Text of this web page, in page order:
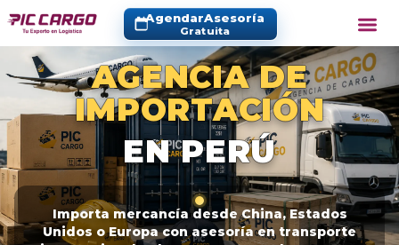
AgendarAsesoría
Gratuita
AGENCIA DE
IMPORTACIÓN
EN PERÚ
Importa mercancía desde China, Estados
Unidos o Europa con asesoría en transporte